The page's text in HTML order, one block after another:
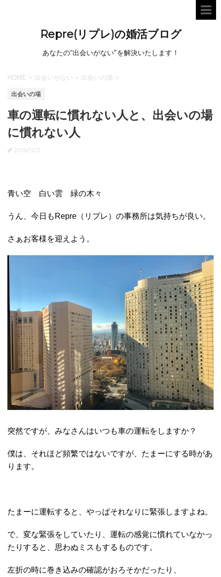
Repre(リプレ)の婚活ブログ
あなたの“出会いがない”を解決いたします！
HOME > 出会いがない > 出会いの場 >
出会いの場
車の運転に慣れない人と、出会いの場
に慣れない人
2016/12/11
青い空 白い雲 緑の木々
うん、今日もRepre（リプレ）の事務所は気持ちが良い。
さぁお客様を迎えよう。
突然ですが、みなさんはいつも車の運転をしますか？
僕は、それほど頻繁ではないですが、たまーにする時があ
ります。
たまーに運転すると、やっぱそれなりに緊張しますよね。
で、変な緊張をしていたり、運転の感覚に慣れていなかっ
たりすると、思わぬミスもするものです。
左折の時に巻き込みの確認がおろそかだったり、